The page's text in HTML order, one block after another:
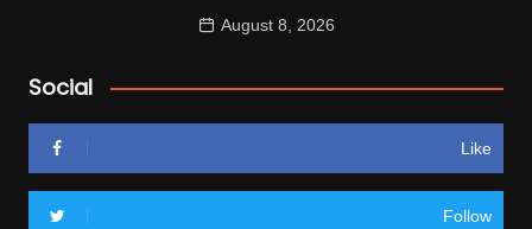
August 8, 2026
Social
Like
Follow